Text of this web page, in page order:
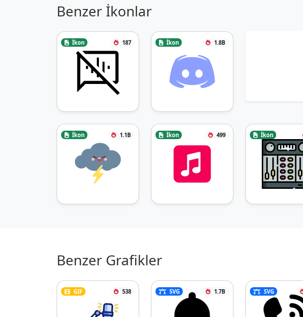
Benzer İkonlar
İkon 187 İkon 1.8B
İkon 1.1B İkon 499 İkon
Benzer Grafikler
GIF 538 SVG 1.7B SVG